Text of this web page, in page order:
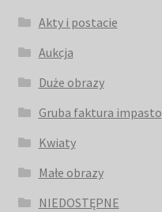
Akty i postacie
Aukcja
Duże obrazy
Gruba faktura impasto
Kwiaty
Małe obrazy
NIEDOSTĘPNE